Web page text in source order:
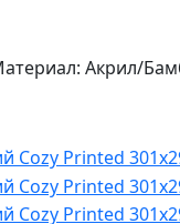
Акрил/